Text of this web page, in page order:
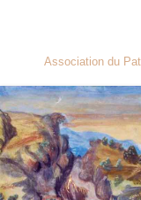
contenuAssociation du